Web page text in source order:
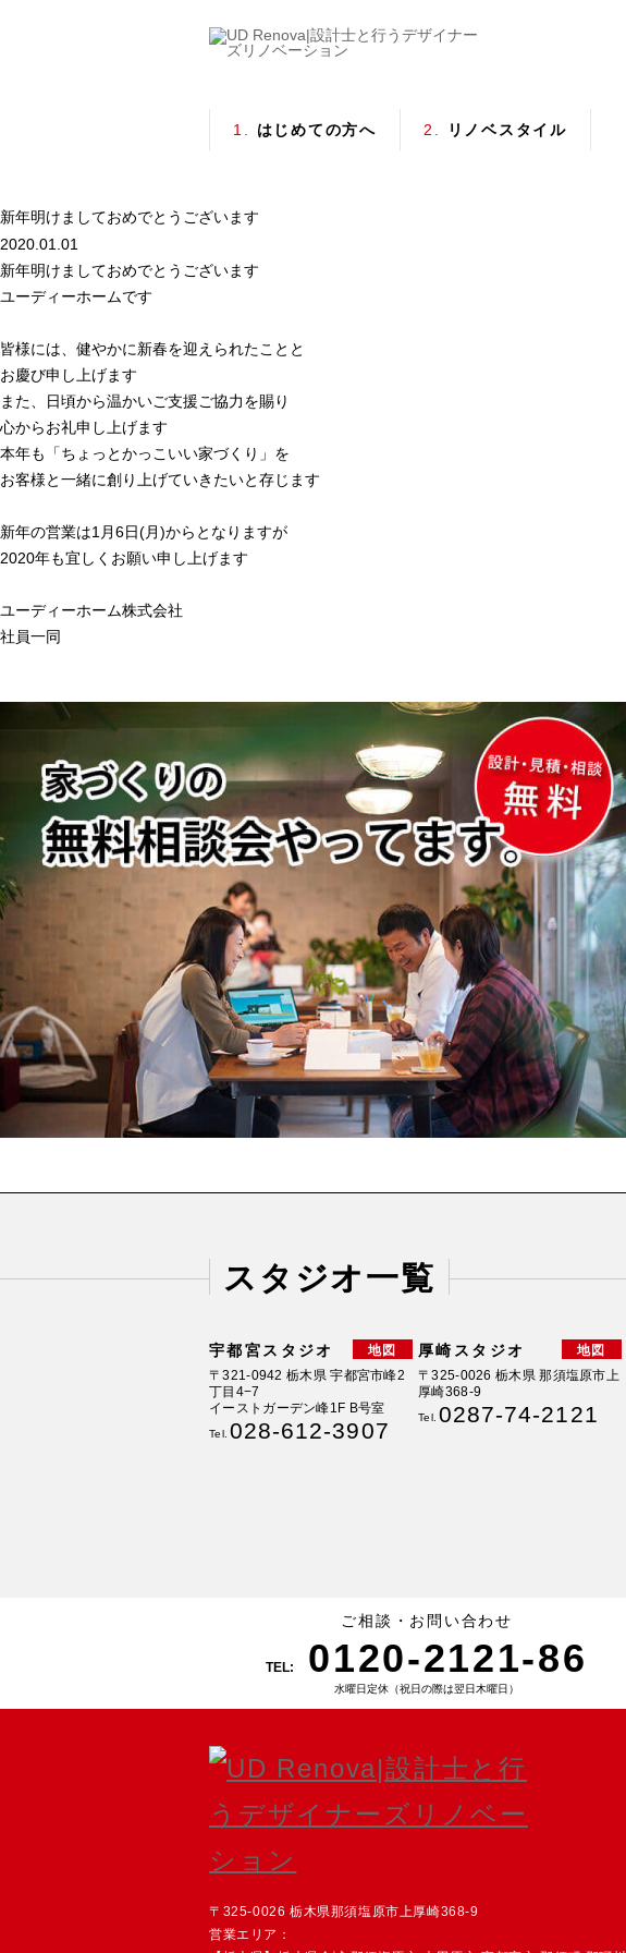
1. はじめての方へ 2. リノベスタイル
新年明けましておめでとうございます
2020.01.01
新年明けましておめでとうございます
ユーディーホームです
皆様には、健やかに新春を迎えられたことと
お慶び申し上げます
また、日頃から温かいご支援ご協力を賜り
心からお礼申し上げます
本年も「ちょっとかっこいい家づくり」を
お客様と一緒に創り上げていきたいと存じます
新年の営業は1月6日(月)からとなりますが
2020年も宜しくお願い申し上げます
ユーディーホーム株式会社
社員一同
スタジオ一覧
宇都宮スタジオ
地図
〒321-0942 栃木県 宇都宮市峰2
丁目4−7
イーストガーデン峰1F B号室
Tel. 028-612-3907
厚崎スタジオ
地図
〒325-0026 栃木県 那須塩原市上
厚崎368-9
Tel. 0287-74-2121
ご相談・お問い合わせ
TEL: 0120-2121-86
水曜日定休（祝日の際は翌日木曜日）
〒325-0026 栃木県那須塩原市上厚崎368-9
営業エリア：